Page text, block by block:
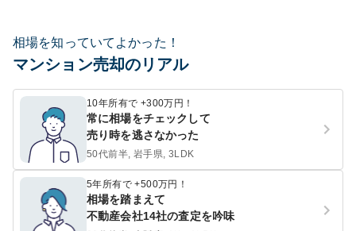
相場を知っていてよかった！
マンション売却のリアル
10年所有で +300万円！
常に相場をチェックして
売り時を逃さなかった
50代前半, 岩手県, 3LDK
5年所有で +500万円！
相場を踏まえて
不動産会社14社の査定を吟味